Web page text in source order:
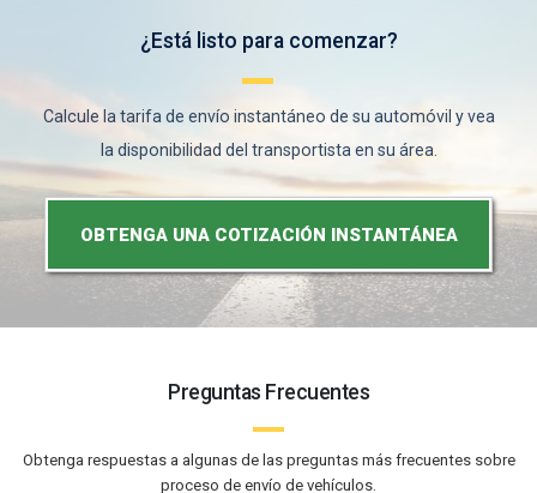
¿Está listo para comenzar?
Calcule la tarifa de envío instantáneo de su automóvil y vea
la disponibilidad del transportista en su área.
OBTENGA UNA COTIZACIÓN INSTANTÁNEA
Preguntas Frecuentes
Obtenga respuestas a algunas de las preguntas más frecuentes sobre
proceso de envío de vehículos.